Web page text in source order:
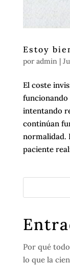
Estoy
por admin|
El coste
funcionando
intentando
continúan
normalidad.
paciente
Por qué
lo que la